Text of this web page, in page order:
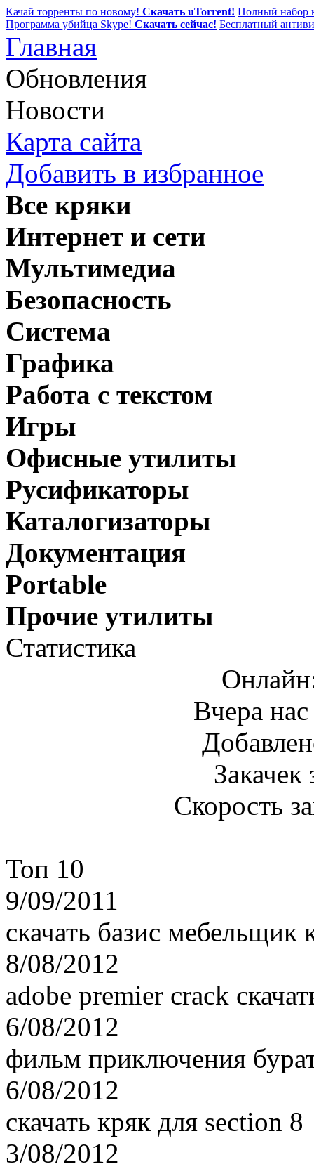
Качай торренты по новому! Скачать uTorrent! Полный набор
Программа убийца Skype! Скачать сейчас! Бесплатный
Главная
Обновления
Новости
Карта сайта
Добавить в избранное
Все кряки
Интернет и сети
Мультимедиа
Безопасность
Система
Графика
Работа с текстом
Игры
Офисные утилиты
Русификаторы
Каталогизаторы
Документация
Portable
Прочие утилиты
Статистика
Вчера
Закачек
Скорость
Топ 10
9/09/2011
скачать базис мебельщик
8/08/2012
adobe premier crack
6/08/2012
фильм приключения
6/08/2012
скачать кряк для section 8
3/08/2012